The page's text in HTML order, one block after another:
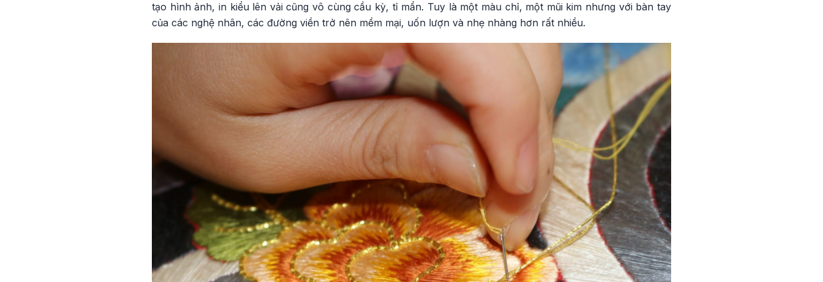
tạo hình ảnh, in kiểu lên vải cũng vô cùng cầu kỳ, tỉ mẩn. Tuy là một màu chỉ, một mũi kim nhưng với bàn tay
của các nghệ nhân, các đường viền trở nên mềm mại, uốn lượn và nhẹ nhàng hơn rất nhiều.